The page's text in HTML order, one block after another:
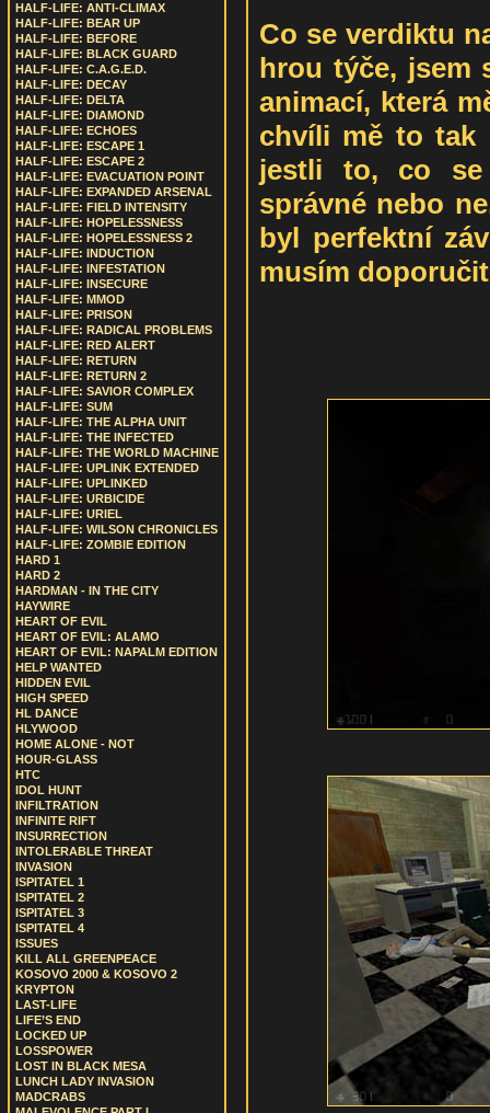
HALF-LIFE: ANTI-CLIMAX
HALF-LIFE: BEAR UP
HALF-LIFE: BEFORE
HALF-LIFE: BLACK GUARD
HALF-LIFE: C.A.G.E.D.
HALF-LIFE: DECAY
HALF-LIFE: DELTA
HALF-LIFE: DIAMOND
HALF-LIFE: ECHOES
HALF-LIFE: ESCAPE 1
HALF-LIFE: ESCAPE 2
HALF-LIFE: EVACUATION POINT
HALF-LIFE: EXPANDED ARSENAL
HALF-LIFE: FIELD INTENSITY
HALF-LIFE: HOPELESSNESS
HALF-LIFE: HOPELESSNESS 2
HALF-LIFE: INDUCTION
HALF-LIFE: INFESTATION
HALF-LIFE: INSECURE
HALF-LIFE: MMOD
HALF-LIFE: PRISON
HALF-LIFE: RADICAL PROBLEMS
HALF-LIFE: RED ALERT
HALF-LIFE: RETURN
HALF-LIFE: RETURN 2
HALF-LIFE: SAVIOR COMPLEX
HALF-LIFE: SUM
HALF-LIFE: THE ALPHA UNIT
HALF-LIFE: THE INFECTED
HALF-LIFE: THE WORLD MACHINE
HALF-LIFE: UPLINK EXTENDED
HALF-LIFE: UPLINKED
HALF-LIFE: URBICIDE
HALF-LIFE: URIEL
HALF-LIFE: WILSON CHRONICLES
HALF-LIFE: ZOMBIE EDITION
HARD 1
HARD 2
HARDMAN - IN THE CITY
HAYWIRE
HEART OF EVIL
HEART OF EVIL: ALAMO
HEART OF EVIL: NAPALM EDITION
HELP WANTED
HIDDEN EVIL
HIGH SPEED
HL DANCE
HLYWOOD
HOME ALONE - NOT
HOUR-GLASS
HTC
IDOL HUNT
INFILTRATION
INFINITE RIFT
INSURRECTION
INTOLERABLE THREAT
INVASION
ISPITATEL 1
ISPITATEL 2
ISPITATEL 3
ISPITATEL 4
ISSUES
KILL ALL GREENPEACE
KOSOVO 2000 & KOSOVO 2
KRYPTON
LAST-LIFE
LIFE’S END
LOCKED UP
LOSSPOWER
LOST IN BLACK MESA
LUNCH LADY INVASION
MADCRABS
Co se verdiktu
hrou týče, jsem
animací, která
chvíli mě to tak
jestli to, co
správné nebo
byl perfektní
musím